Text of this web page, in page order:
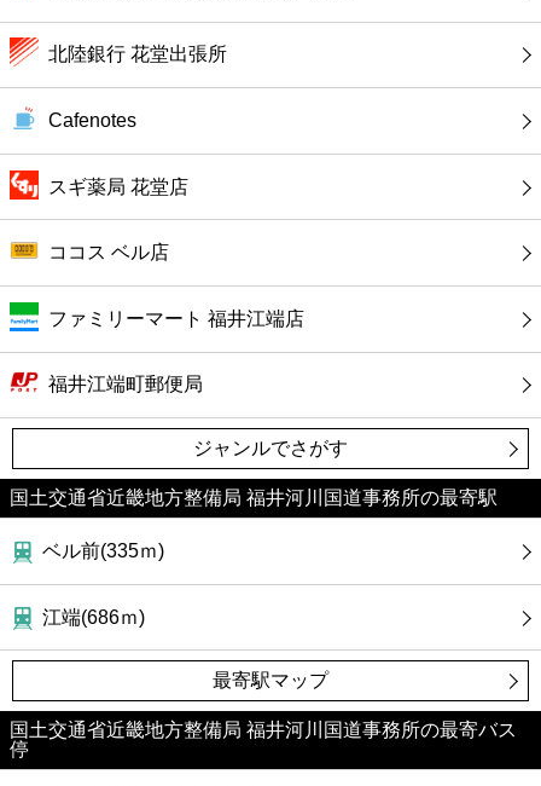
ファーストフード
カフェ
ショッピング
銀行
公共
病院
ホテル
北陸銀行 花堂出張所
Cafenotes
スギ薬局 花堂店
ココス ベル店
ファミリーマート 福井江端店
福井江端町郵便局
ジャンルでさがす
国土交通省近畿地方整備局 福井河川国道事務所の最寄駅
ベル前(335ｍ)
江端(686ｍ)
最寄駅マップ
国土交通省近畿地方整備局 福井河川国道事務所の最寄バス
停